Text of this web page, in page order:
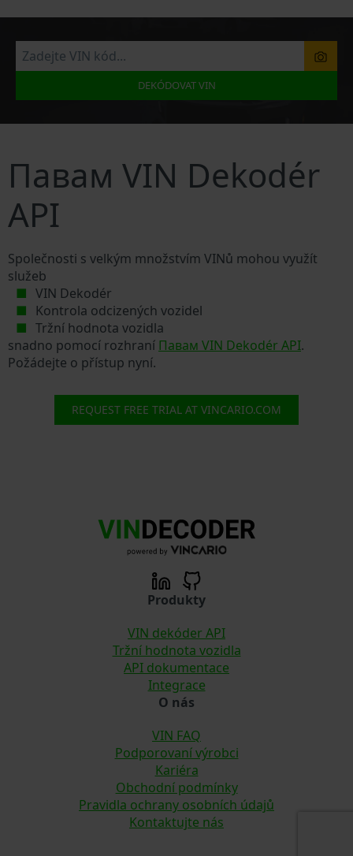
DEKÓDOVAT VIN
Павам VIN Dekodér
API
Společnosti s velkým množstvím VINů mohou využít
služeb
VIN Dekodér
Kontrola odcizených vozidel
Tržní hodnota vozidla
snadno pomocí rozhraní Павам VIN Dekodér API.
Požádejte o přístup nyní.
REQUEST FREE TRIAL AT VINCARIO.COM
Produkty
VIN dekóder API
Tržní hodnota vozidla
API dokumentace
Integrace
O nás
VIN FAQ
Podporovaní výrobci
Kariéra
Obchodní podmínky
Pravidla ochrany osobních údajů
Kontaktujte nás